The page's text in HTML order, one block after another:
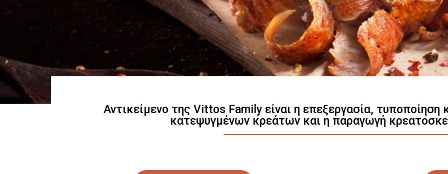
Αντικείμενο της Vittos Family είναι η επεξεργασία,
κατεψυγμένων κρεάτων και η παραγωγή